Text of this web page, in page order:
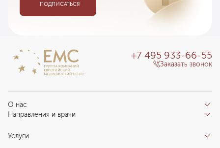
ПОДПИСАТЬСЯ
О нас
Отзывы пациентов
О клинике
Направления и врачи
Направления
Услуги
+7 495 933-66-55
Заказать звонок